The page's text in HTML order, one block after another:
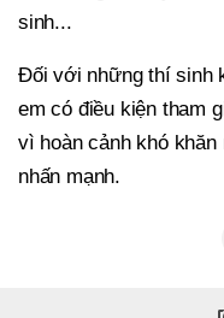
sinh...
Đối với những thí sinh
em có điều kiện tham
vì hoàn cảnh khó
nhấn mạnh.